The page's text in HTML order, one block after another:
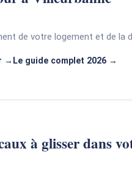
de votre logement et de
Le guide complet 2026
à glisser dans